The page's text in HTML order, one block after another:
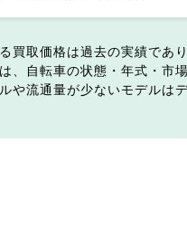
買取価格は過去の実績であ
、自転車の状態・年式・市
や流通量が少ないモデルは